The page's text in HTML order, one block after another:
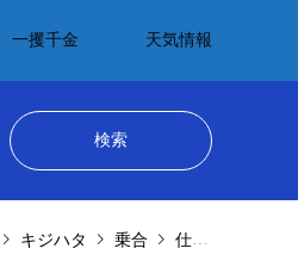
一攫千金 天気情報
キジハタ 乗合 仕立(チャーター・貸切)